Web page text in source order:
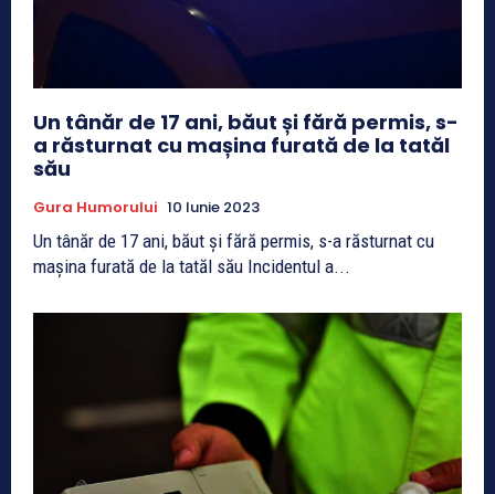
Un tânăr de 17 ani, băut și fără permis, s-
a răsturnat cu mașina furată de la tatăl
său
Gura Humorului 10 Iunie 2023
Un tânăr de 17 ani, băut și fără permis, s-a răsturnat cu
mașina furată de la tatăl său Incidentul a...